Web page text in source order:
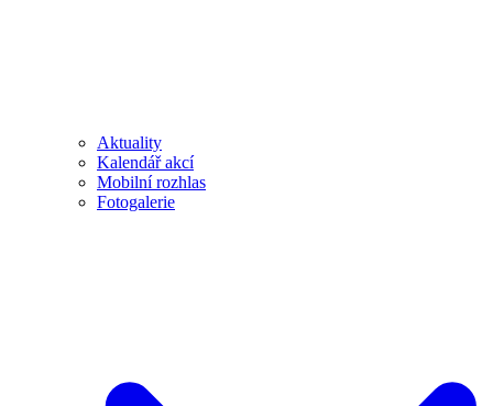
Aktuality
Kalendář akcí
Mobilní rozhlas
Fotogalerie